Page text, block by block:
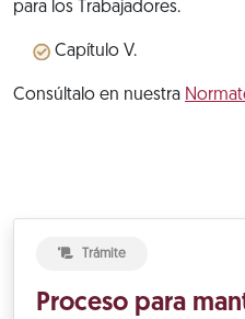
para los Trabajadores.
Capítulo V.
Consúltalo en nuestra
Trámite
Proceso para